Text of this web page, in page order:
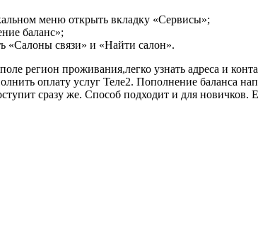
меню открыть вкладку «Сервисы»;
баланс»;
«Салоны связи» и «Найти салон».
регион проживания,легко узнать адреса и
оплату услуг Теле2. Пополнение баланса
сразу же. Способ подходит и для